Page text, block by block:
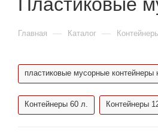
Главная — Каталог —
пластиковые мусорные контейнеры
Контейнеры 60 л. Контейнеры